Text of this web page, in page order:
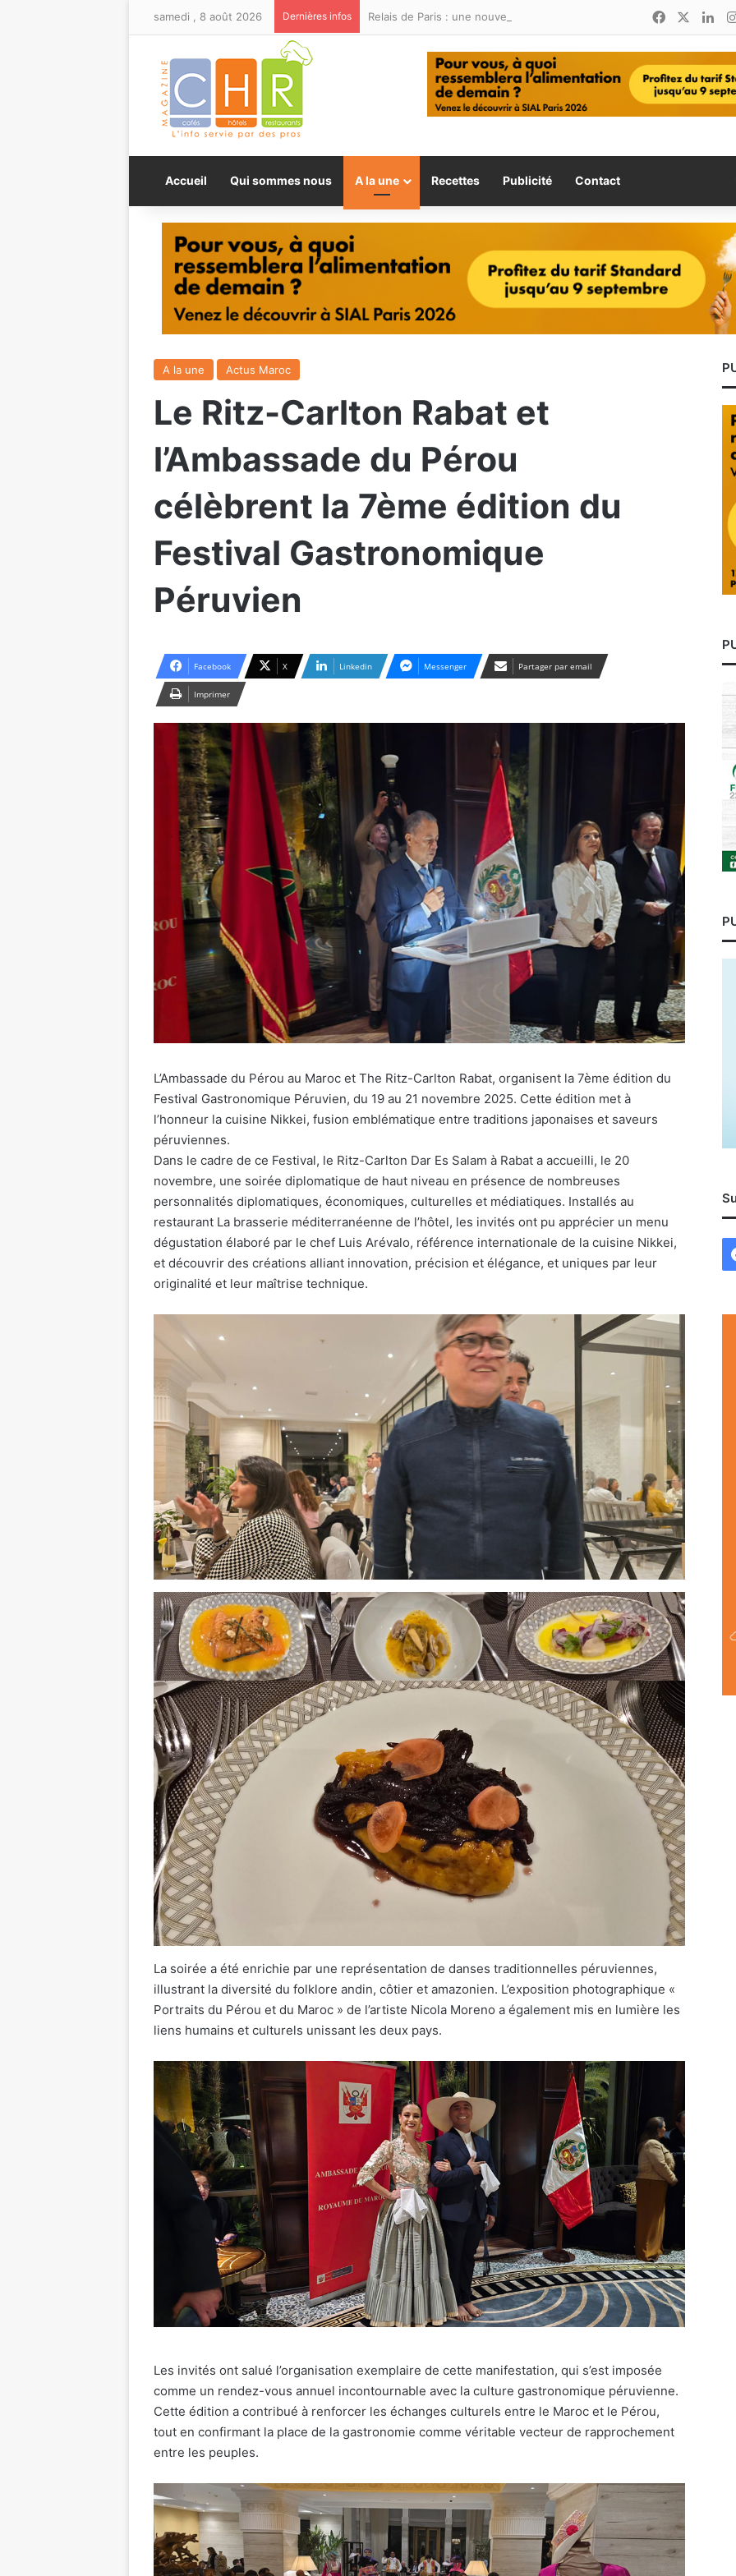
samedi , 8 août 2026 Dernières infos Facebook
Accueil Qui sommes nous A la une Recettes Publicité Contact
A la une Actus Maroc
Le Ritz-Carlton Rabat et
l’Ambassade du Pérou
célèbrent la 7ème édition du
Festival Gastronomique
Péruvien
Facebook X Linkedin Messenger Partager par email
Imprimer
L’Ambassade du Pérou au Maroc et The Ritz-Carlton Rabat, organisent la 7ème édition du
Festival Gastronomique Péruvien, du 19 au 21 novembre 2025. Cette édition met à
l’honneur la cuisine Nikkei, fusion emblématique entre traditions japonaises et saveurs
péruviennes.
Dans le cadre de ce Festival, le Ritz-Carlton Dar Es Salam à Rabat a accueilli, le 20
novembre, une soirée diplomatique de haut niveau en présence de nombreuses
personnalités diplomatiques, économiques, culturelles et médiatiques. Installés au
restaurant La brasserie méditerranéenne de l’hôtel, les invités ont pu apprécier un menu
dégustation élaboré par le chef Luis Arévalo, référence internationale de la cuisine Nikkei,
et découvrir des créations alliant innovation, précision et élégance, et uniques par leur
originalité et leur maîtrise technique.
La soirée a été enrichie par une représentation de danses traditionnelles péruviennes,
illustrant la diversité du folklore andin, côtier et amazonien. L’exposition photographique «
Portraits du Pérou et du Maroc » de l’artiste Nicola Moreno a également mis en lumière les
liens humains et culturels unissant les deux pays.
Les invités ont salué l’organisation exemplaire de cette manifestation, qui s’est imposée
comme un rendez-vous annuel incontournable avec la culture gastronomique péruvienne.
Cette édition a contribué à renforcer les échanges culturels entre le Maroc et le Pérou,
tout en confirmant la place de la gastronomie comme véritable vecteur de rapprochement
entre les peuples.